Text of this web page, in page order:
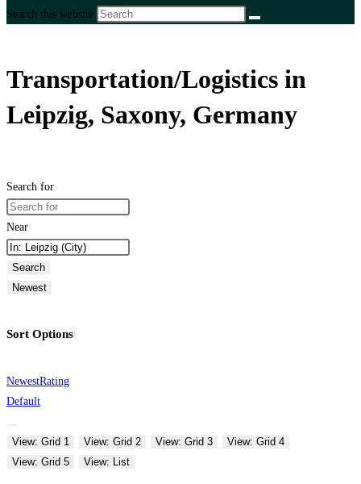
Search this website
Transportation/Logistics in
Leipzig, Saxony, Germany
Search for
Near
Search
Newest
Sort Options
NewestRating
Default
View: Grid 1 View: Grid 2 View: Grid 3
View: Grid 4
View: Grid 5
View: List